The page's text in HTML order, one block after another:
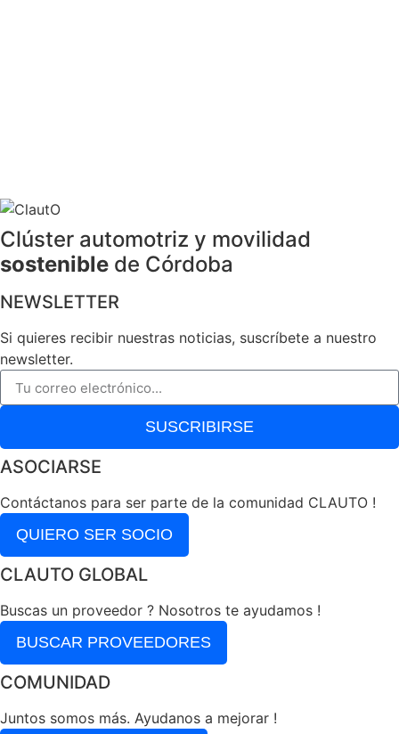
Clúster automotriz y movilidad
sostenible de Córdoba
NEWSLETTER
Si quieres recibir nuestras noticias, suscríbete a nuestro
newsletter.
SUSCRIBIRSE
ASOCIARSE
Contáctanos para ser parte de la comunidad CLAUTO !
QUIERO SER SOCIO
CLAUTO GLOBAL
Buscas un proveedor ? Nosotros te ayudamos !
BUSCAR PROVEEDORES
COMUNIDAD
Juntos somos más. Ayudanos a mejorar !